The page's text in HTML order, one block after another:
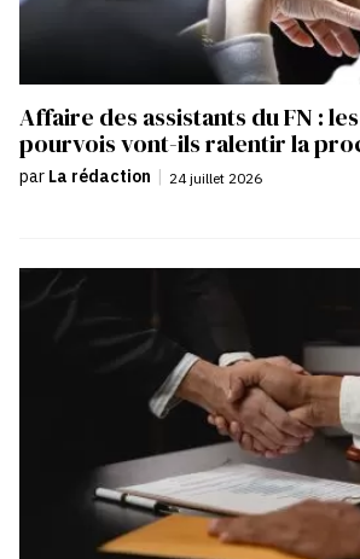
Affaire des assistants du FN :
pourvois vont-ils ralentir la
par La rédaction | 24 juillet 2026